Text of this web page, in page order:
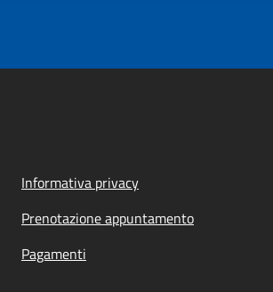
Informativa privacy
Prenotazione appuntamento
Pagamenti